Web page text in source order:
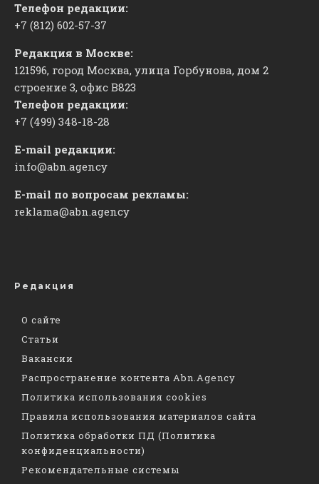
Телефон редакции:
+7 (812) 602-57-37
Редакция в Москве:
121596, город Москва, улица Горбунова, дом 2
строение 3, офис ​В823
Телефон редакции:
+7 (499) 348-18-28
E-mail редакции:
info@abn.agency
E-mail по вопросам рекламы:
reklama@abn.agency
Редакция
О сайте
Статьи
Вакансии
Распространение контента Abn.Agency
Политика использования cookies
Правила использования материалов сайта
Политика обработки ПД (Политика
конфиденциальности)
Рекомендательные системы